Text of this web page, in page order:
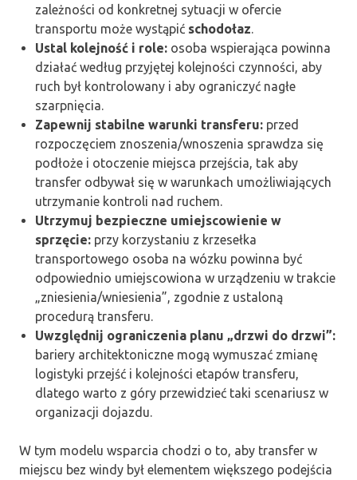
zależności od konkretnej sytuacji w ofercie
transportu może wystąpić schodołaz.
Ustal kolejność i role: osoba wspierająca powinna
działać według przyjętej kolejności czynności, aby
ruch był kontrolowany i aby ograniczyć nagłe
szarpnięcia.
Zapewnij stabilne warunki transferu: przed
rozpoczęciem znoszenia/wnoszenia sprawdza się
podłoże i otoczenie miejsca przejścia, tak aby
transfer odbywał się w warunkach umożliwiających
utrzymanie kontroli nad ruchem.
Utrzymuj bezpieczne umiejscowienie w
sprzęcie: przy korzystaniu z krzesełka
transportowego osoba na wózku powinna być
odpowiednio umiejscowiona w urządzeniu w trakcie
„zniesienia/wniesienia”, zgodnie z ustaloną
procedurą transferu.
Uwzględnij ograniczenia planu „drzwi do drzwi”:
bariery architektoniczne mogą wymuszać zmianę
logistyki przejść i kolejności etapów transferu,
dlatego warto z góry przewidzieć taki scenariusz w
organizacji dojazdu.
W tym modelu wsparcia chodzi o to, aby transfer w
miejscu bez windy był elementem większego podejścia